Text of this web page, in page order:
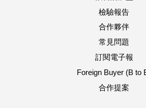
檢驗報告
合作夥伴
常見問題
訂閱電子報
Foreign Buyer (B to
合作提案